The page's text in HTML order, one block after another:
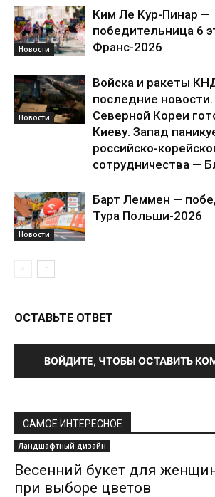
Новости
Ким Ле Кур-Пинар —
победительница 6
Франс-2026
Новости
Войска и ракеты
последние новости.
Северной Кореи
Киеву. Запад
российско-
сотрудничества —
Новости
Барт Леммен —
Тура Польши-2026
ОСТАВЬТЕ ОТВЕТ
ВОЙДИТЕ, ЧТОБЫ ОСТАВИТЬ
САМОЕ ИНТЕРЕСНОЕ
Ландшафтный дизайн
Весенний букет для
при выборе цветов